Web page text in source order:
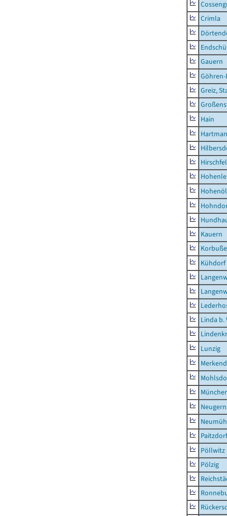
Crimla
Gauern
Greiz,
Hain
Kauern
Kühdorf
Linda b.
Lunzig
Paitzdorf
Pöllwitz
Pölzig